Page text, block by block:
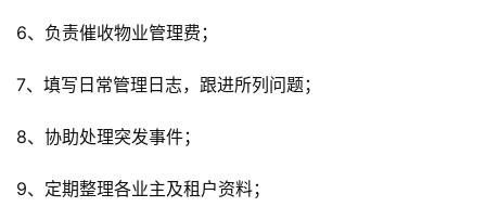
6、负责催收物业管理费；
7、填写日常管理日志，跟进所列问题；
8、协助处理突发事件；
9、定期整理各业主及租户资料；